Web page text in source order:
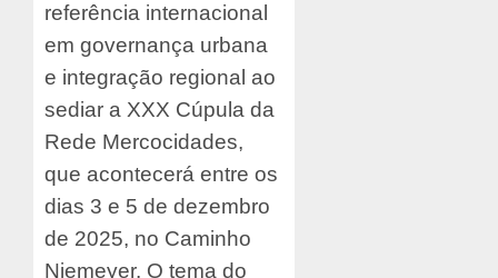
referência internacional
em governança urbana
e integração regional ao
sediar a XXX Cúpula da
Rede Mercocidades,
que acontecerá entre os
dias 3 e 5 de dezembro
de 2025, no Caminho
Niemeyer. O tema do